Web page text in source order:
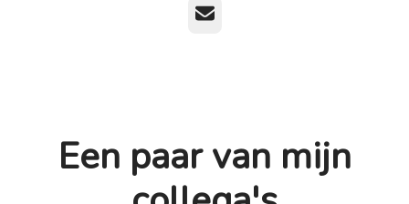
E-mailadres
Een paar van mijn